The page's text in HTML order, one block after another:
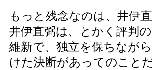
もっと残念なのは、井伊
井伊直弼は、とかく評判
維新で、独立を保ちなが
けた決断があってのこと